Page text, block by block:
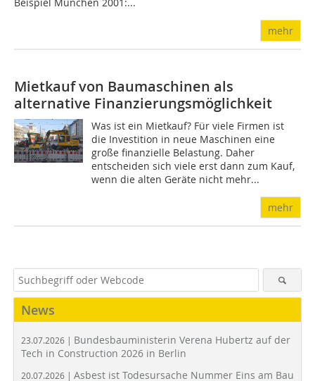
Beispiel München 2001:...
mehr
Mietkauf von Baumaschinen als
alternative Finanzierungsmöglichkeit
Was ist ein Mietkauf? Für viele Firmen ist
die Investition in neue Maschinen eine
große finanzielle Belastung. Daher
entscheiden sich viele erst dann zum Kauf,
wenn die alten Geräte nicht mehr...
mehr
News
23.07.2026 | Bundesbauministerin Verena Hubertz auf der
Tech in Construction 2026 in Berlin
20.07.2026 | Asbest ist Todesursache Nummer Eins am Bau